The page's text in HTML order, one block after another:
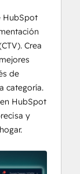
HubSpot
Crea
de
categoría.
HubSpot
y